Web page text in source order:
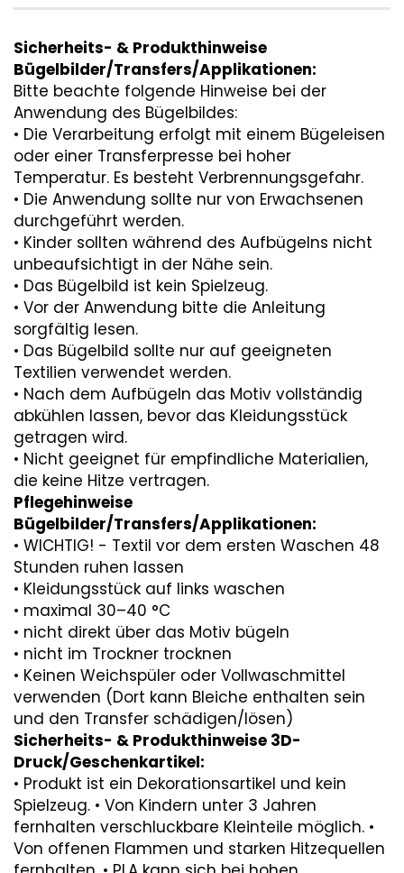
Sicherheits- & Produkthinweise
Bügelbilder/Transfers/Applikationen:
Bitte beachte folgende Hinweise bei der
Anwendung des Bügelbildes:
• Die Verarbeitung erfolgt mit einem Bügeleisen
oder einer Transferpresse bei hoher
Temperatur. Es besteht Verbrennungsgefahr.
• Die Anwendung sollte nur von Erwachsenen
durchgeführt werden.
• Kinder sollten während des Aufbügelns nicht
unbeaufsichtigt in der Nähe sein.
• Das Bügelbild ist kein Spielzeug.
• Vor der Anwendung bitte die Anleitung
sorgfältig lesen.
• Das Bügelbild sollte nur auf geeigneten
Textilien verwendet werden.
• Nach dem Aufbügeln das Motiv vollständig
abkühlen lassen, bevor das Kleidungsstück
getragen wird.
• Nicht geeignet für empfindliche Materialien,
die keine Hitze vertragen.
Pflegehinweise
Bügelbilder/Transfers/Applikationen:
• WICHTIG! - Textil vor dem ersten Waschen 48
Stunden ruhen lassen
• Kleidungsstück auf links waschen
• maximal 30–40 °C
• nicht direkt über das Motiv bügeln
• nicht im Trockner trocknen
• Keinen Weichspüler oder Vollwaschmittel
verwenden (Dort kann Bleiche enthalten sein
und den Transfer schädigen/lösen)
Sicherheits- & Produkthinweise 3D-
Druck/Geschenkartikel:
• Produkt ist ein Dekorationsartikel und kein
Spielzeug. • Von Kindern unter 3 Jahren
fernhalten verschluckbare Kleinteile möglich. •
Von offenen Flammen und starken Hitzequellen